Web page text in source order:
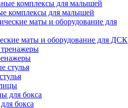
комплексы для малышей
маты и оборудование для ДСК
бокса